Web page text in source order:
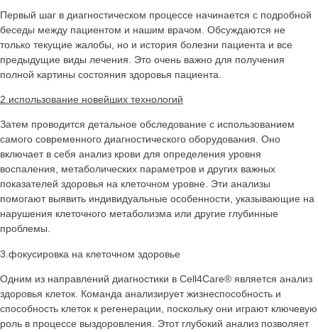
Первый шаг в диагностическом процессе начинается с подробной
беседы между пациентом и нашим врачом. Обсуждаются не
только текущие жалобы, но и история болезни пациента и все
предыдущие виды лечения. Это очень важно для получения
полной картины состояния здоровья пациента.
2. использование новейших технологий
Затем проводится детальное обследование с использованием
самого современного диагностического оборудования. Оно
включает в себя анализ крови для определения уровня
воспаления, метаболических параметров и других важных
показателей здоровья на клеточном уровне. Эти анализы
помогают выявить индивидуальные особенности, указывающие на
нарушения клеточного метаболизма или другие глубинные
проблемы.
3 .фокусировка на клеточном здоровье
Одним из направлений диагностики в Cell4Care® является анализ
здоровья клеток. Команда анализирует жизнеспособность и
способность клеток к регенерации, поскольку они играют ключевую
роль в процессе выздоровления. Этот глубокий анализ позволяет